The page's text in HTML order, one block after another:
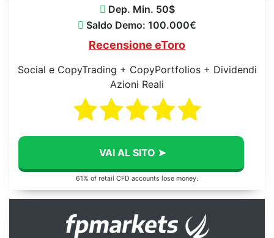
Dep. Min. 50$
Saldo Demo: 100.000€
Recensione eToro
Social e CopyTrading + CopyPortfolios + Dividendi
Azioni Reali
VAI AL SITO ➤
61% of retail CFD accounts lose money.